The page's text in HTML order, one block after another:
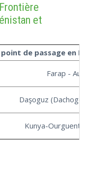
et
de passage en
Farap -
Daşoguz
Kunya-